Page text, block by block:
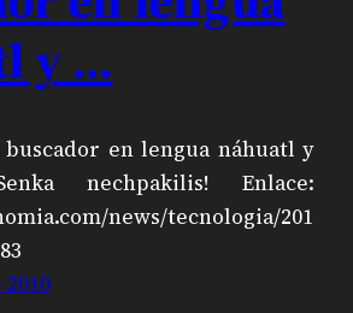
y …
en lengua náhuatl y
nechpakilis! Enlace:
news/tecnologia/201